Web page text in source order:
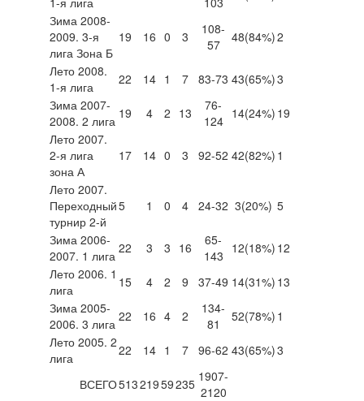
Зима 2008-
2009. 3-я
лига Зона Б
19 16 0 3
108-
57
48(84%)2
Лето 2008.
1-я лига
22 14 1 7 83-73 43(65%)3
Зима 2007-
2008. 2 лига 19 4 2 13
76-
124 14(24%) 19
Лето 2007.
2-я лига
зона А
17 14 0 3 92-52 42(82%) 1
Лето 2007.
Переходный
турнир 2-й
5 1 0 4 24-32 3(20%) 5
Зима 2006-
2007. 1 лига 22 3 3 16
65-
143 12(18%) 12
Лето 2006. 1
лига
15 4 2 9 37-49 14(31%) 13
Зима 2005-
2006. 3 лига 22 16 4 2
134-
81
52(78%) 1
Лето 2005. 2
лига
22 14 1 7 96-62 43(65%)3
ВСЕГО51321959235 1907-
2120